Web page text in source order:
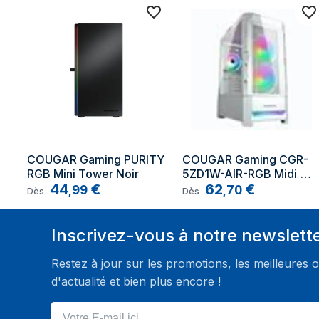
COUGAR Gaming PURITY
RGB Mini Tower Noir
Dès 44 99 €
COUGAR Gaming CGR-
5ZD1W-AIR-RGB Midi
Tower Blanc
Dès 62 70 €
Inscrivez-vous à notre
Restez à jour sur les promotions, les meilleures
d'actualité et bien plus encore !